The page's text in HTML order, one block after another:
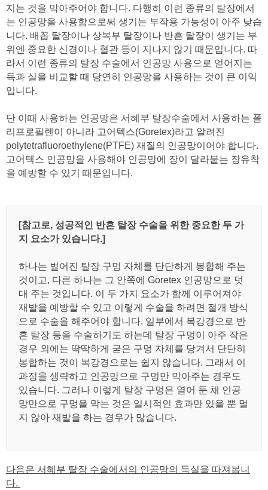
지는 것을 막아주어야 합니다. 다행히 이런 종류의 탈장에서
는 인공망을 사용함으로써 생기는 부작용 가능성이 아주 낮습
니다. 배꼽 탈장이나 상복부 탈장이나 반흔 탈장이 생기는 부
위엔 중요한 신경이나 혈관 등이 지나지 않기 때문입니다. 따
라서 이런 종류의 탈장 수술에서 인공망 사용으로 얻어지는
득과 실을 비교할 때 당연히 인공망을 사용하는 것이 큰 이익
입니다.
단 이때 사용하는 인공망은 서혜부 탈장수술에서 사용하는 폴
리프로필렌이 아니라 고어텍스(Goretex)라고 알려진
polytetrafluoroethylene(PTFE) 재질의 인공망이어야 합니다.
고어텍스 인공망을 사용해야 인공망에 장이 달라붙는 장유착
을 예방할 수 있기 때문입니다.
[참고로, 성공적인 반흔 탈장 수술을 위한 중요한 두 가
지 요소가 있습니다.]
하나는 벌어진 탈장 구멍 자체를 단단하게 봉합해 주는
것이고, 다른 하나는 그 안쪽에 Goretex 인공망으로 덧
대 주는 것입니다. 이 두 가지 요소가 함께 이루어져야
재발을 예방할 수 있고 이렇게 수술을 하려면 절개 방식
으로 수술을 해주어야 합니다. 일부에서 복강경으로 반
흔 탈장 등을 수술하기도 하는데 탈장 구멍이 아주 작은
경우 외에는 딱딱하게 굳은 구멍 자체를 당겨서 단단히
봉합하는 것이 복강경으로는 쉽지 않습니다. 그래서 이
과정을 생략하고 인공망으로 구멍만 막아주는 경우도
있습니다. 그러나 이렇게 탈장 구멍은 열어 둔 채 인공
망만으로 구멍을 막는 것은 일시적인 효과만 있을 뿐 멀
지 않아 재발을 하는 경우가 많습니다.
다음은 서혜부 탈장 수술에서의 인공망의 득실을 따져봅니
다.